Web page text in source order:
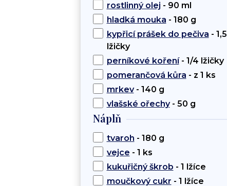
rostlinný olej - 90 ml
hladká mouka - 180 g
kypřicí prášek do pečiva - 1,5
lžičky
perníkové koření- 1/4 lžičky
pomerančová kůra - z 1 ks
mrkev- 140 g
vlašské ořechy- 50 g
Náplň
tvaroh - 180 g
vejce - 1 ks
kukuřičný škrob - 1 lžíce
moučkový cukr - 1 lžíce